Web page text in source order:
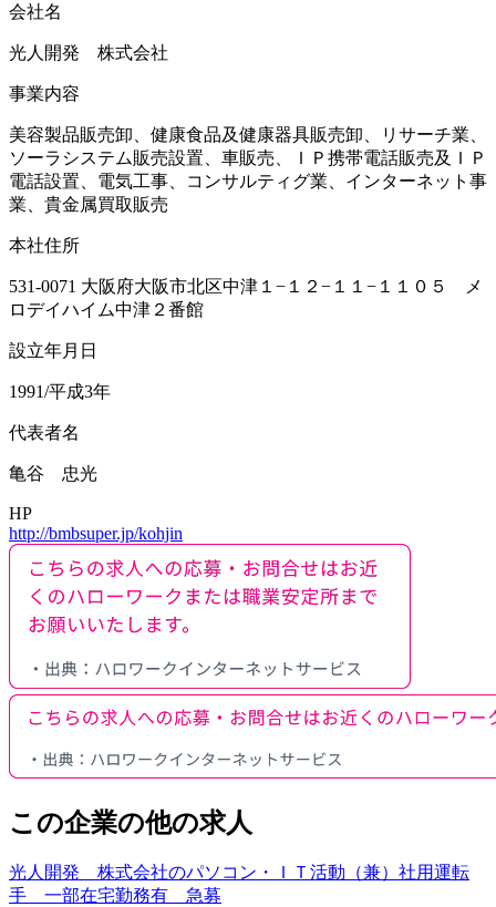
会社名
光人開発 株式会社
事業内容
美容製品販売卸、健康食品及健康器具販売卸、リサーチ業、
ソーラシステム販売設置、車販売、ＩＰ携帯電話販売及ＩＰ
電話設置、電気工事、コンサルティグ業、インターネット事
業、貴金属買取販売
本社住所
531-0071 大阪府大阪市北区中津１−１２−１１−１１０５ メ
ロデイハイム中津２番館
設立年月日
1991/平成3年
代表者名
亀谷 忠光
HP
http://bmbsuper.jp/kohjin
この企業の他の求人
光人開発 株式会社のパソコン・ＩＴ活動（兼）社用運転
手 一部在宅勤務有 急募